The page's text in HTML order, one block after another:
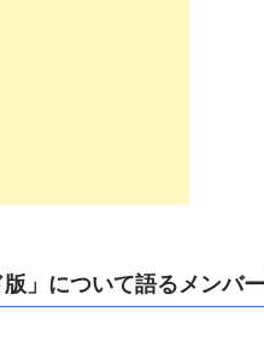
」について語るメンバ